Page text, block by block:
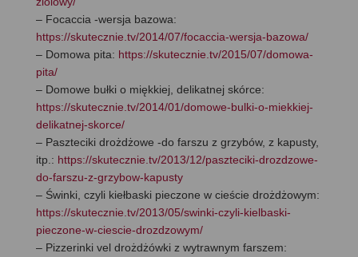
– Focaccia -wersja bazowa:
https://skutecznie.tv/2014/07/focaccia-wersja-bazowa/
– Domowa pita: https://skutecznie.tv/2015/07/domowa-
pita/
– Domowe bułki o miękkiej, delikatnej skórce:
https://skutecznie.tv/2014/01/domowe-bulki-o-miekkiej-
delikatnej-skorce/
– Paszteciki drożdżowe -do farszu z grzybów, z kapusty,
itp.: https://skutecznie.tv/2013/12/paszteciki-drozdzowe-
do-farszu-z-grzybow-kapusty
– Świnki, czyli kiełbaski pieczone w cieście drożdżowym:
https://skutecznie.tv/2013/05/swinki-czyli-kielbaski-
pieczone-w-ciescie-drozdzowym/
– Pizzerinki vel drożdżówki z wytrawnym farszem: